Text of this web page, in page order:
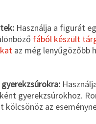
Használja a figurát
fából készült
az még lenyűgözőbb
gyerekzsúrokhoz.
kölcsönöz az